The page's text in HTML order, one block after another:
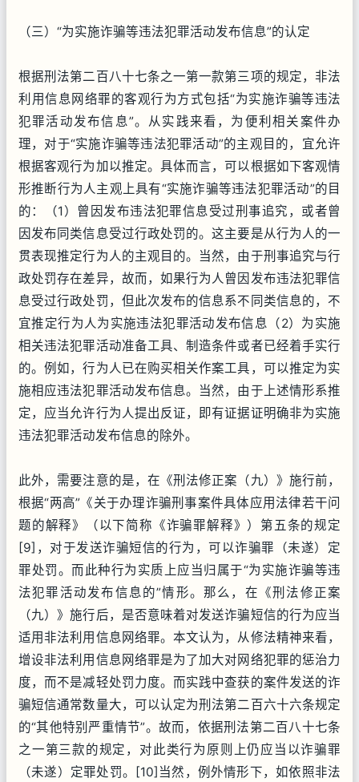
（三）“为实施诈骗等违法犯罪活动发布信息”的认定
根据刑法第二百八十七条之一第一款第三项的规定，非法
利用信息网络罪的客观行为方式包括“为实施诈骗等违法
犯罪活动发布信息”。从实践来看，为便利相关案件办
理，对于“实施诈骗等违法犯罪活动”的主观目的，宜允许
根据客观行为加以推定。具体而言，可以根据如下客观情
形推断行为人主观上具有“实施诈骗等违法犯罪活动”的目
的：（1）曾因发布违法犯罪信息受过刑事追究，或者曾
因发布同类信息受过行政处罚的。这主要是从行为人的一
贯表现推定行为人的主观目的。当然，由于刑事追究与行
政处罚存在差异，故而，如果行为人曾因发布违法犯罪信
息受过行政处罚，但此次发布的信息系不同类信息的，不
宜推定行为人为实施违法犯罪活动发布信息（2）为实施
相关违法犯罪活动准备工具、制造条件或者已经着手实行
的。例如，行为人已在购买相关作案工具，可以推定为实
施相应违法犯罪活动发布信息。当然，由于上述情形系推
定，应当允许行为人提出反证，即有证据证明确非为实施
违法犯罪活动发布信息的除外。
此外，需要注意的是，在《刑法修正案（九）》施行前，
根据“两高”《关于办理诈骗刑事案件具体应用法律若干问
题的解释》（以下简称《诈骗罪解释》）第五条的规定
[9]，对于发送诈骗短信的行为，可以诈骗罪（未遂）定
罪处罚。而此种行为实质上应当归属于“为实施诈骗等违
法犯罪活动发布信息的”情形。那么，在《刑法修正案
（九）》施行后，是否意味着对发送诈骗短信的行为应当
适用非法利用信息网络罪。本文认为，从修法精神来看，
增设非法利用信息网络罪是为了加大对网络犯罪的惩治力
度，而不是减轻处罚力度。而实践中查获的案件发送的诈
骗短信通常数量大，可以认定为刑法第二百六十六条规定
的“其他特别严重情节”。故而，依据刑法第二百八十七条
之一第三款的规定，对此类行为原则上仍应当以诈骗罪
（未遂）定罪处罚。[10]当然，例外情形下，如依照非法